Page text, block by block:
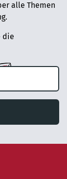
alle Themen
die